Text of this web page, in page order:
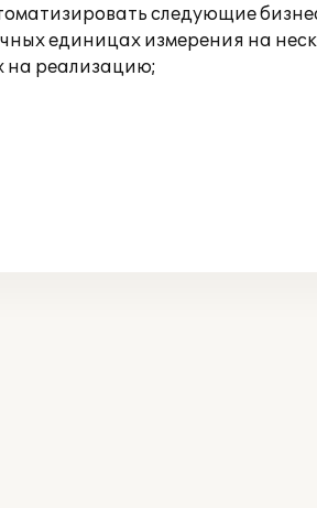
следующие
единицах измерения на
на реализацию;